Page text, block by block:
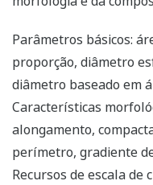
Parâmetros básicos:
proporção, diâmetro
diâmetro baseado em
Características
alongamento,
perímetro, gradiente
Recursos de escala de